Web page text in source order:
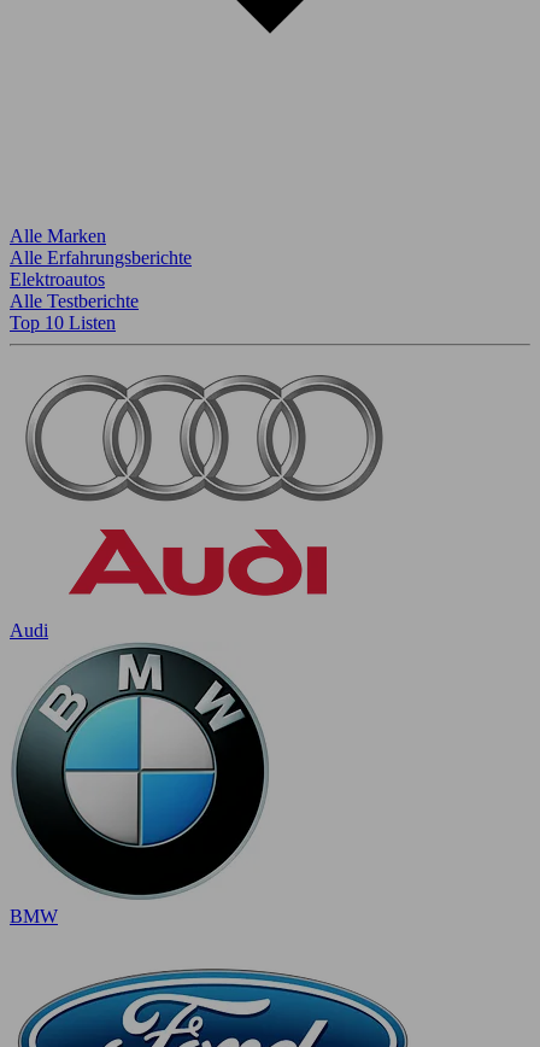
Alle Marken
Alle Erfahrungsberichte
Elektroautos
Alle Testberichte
Top 10 Listen
Audi
BMW